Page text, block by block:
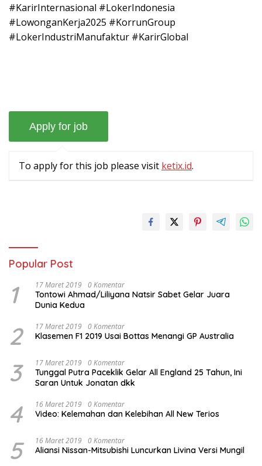
#KarirInternasional #LokerIndonesia
#LowonganKerja2025 #KorrunGroup
#LokerIndustriManufaktur #KarirGlobal
To apply for this job please visit ketix.id.
Popular Post
1 17 Maret 2019 0 Komentar
Tontowi Ahmad/Liliyana Natsir Sabet Gelar Juara
Dunia Kedua
2 17 Maret 2019 0 Komentar
Klasemen F1 2019 Usai Bottas Menangi GP Australia
3 17 Maret 2019 0 Komentar
Tunggal Putra Paceklik Gelar All England 25 Tahun, Ini
Saran Untuk Jonatan dkk
4 16 Maret 2019 0 Komentar
Video: Kelemahan dan Kelebihan All New Terios
5 16 Maret 2019 0 Komentar
Aliansi Nissan-Mitsubishi Luncurkan Livina Versi Mungil